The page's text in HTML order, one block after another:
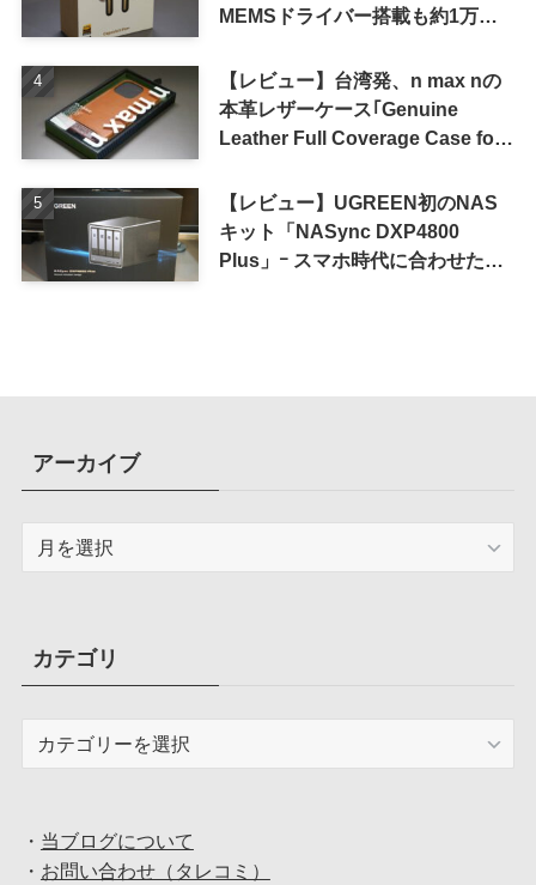
MEMSドライバー搭載も約1万円
【レビュー】台湾発、n max nの
本革レザーケース｢Genuine
Leather Full Coverage Case for
【レビュー】UGREEN初のNAS
キット「NASync DXP4800
Plus」ｰ スマホ時代に合わせた設
アーカイブ
ブカテゴリ
・ 当ブログについて
・ お問い合わせ（タレコミ）